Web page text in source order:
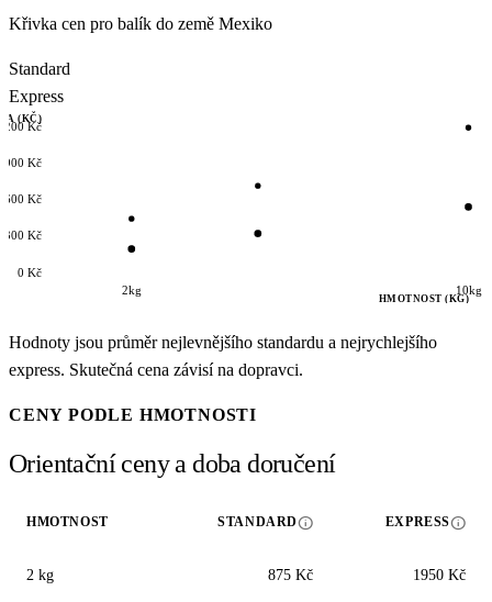
Křivka cen pro balík do země Mexiko
Standard
Express
0 Kč
Kč
Kč
Kč
Kč
2kg 10kg
(KČ)
HMOTNOST (KG)
Hodnoty jsou průměr nejlevnějšího standardu a nejrychlejšího
express. Skutečná cena závisí na dopravci.
CENY PODLE HMOTNOSTI
Orientační ceny a doba doručení
HMOTNOST STANDARDinfo EXPRESSinfo
2 kg 875 Kč 1950 Kč